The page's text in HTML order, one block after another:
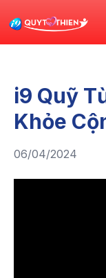
i9 Quỹ
Khỏe
06/04/2024